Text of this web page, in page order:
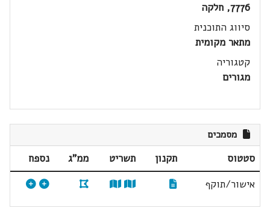
7776, חלקה
סיווג התוכנית
מתאר מקומית
קטגוריה
מגורים
מסמכים
סטטוס תקנון תשריט ממ"ג
נספח
אישור/תוקף